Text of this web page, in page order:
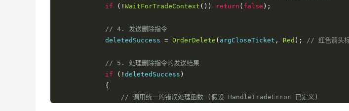
if
(! WaitForTradeContext ()) return ( false );
// 4. 发送删除指令
            deletedSuccess
= OrderDelete ( argCloseTicket , Red ); // 红色箭头
// 5. 处理删除指令的发送结果
if
(! deletedSuccess )
{
// 调用统一的错误处理函数 (假设 HandleTradeError 已定义)